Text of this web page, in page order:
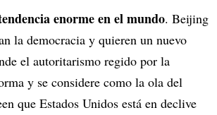
enorme en el mundo. Beijing
la democracia y quieren un nuevo
el autoritarismo regido por la
y se considere como la ola del
que Estados Unidos está en declive